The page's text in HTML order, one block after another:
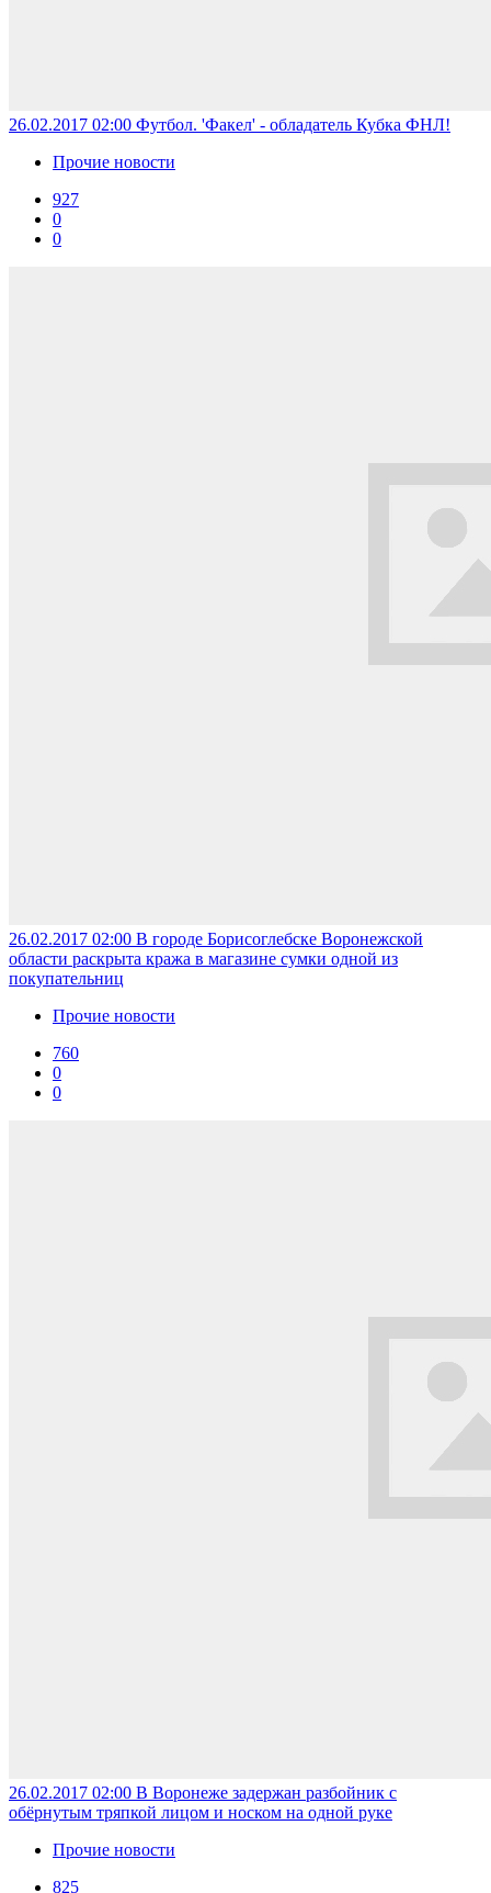
26.02.2017 02:00 Футбол. 'Факел' - обладатель Кубка ФНЛ!
Прочие новости
927
0
0
26.02.2017 02:00 В городе Борисоглебске Воронежской
области раскрыта кража в магазине сумки одной из
покупательниц
Прочие новости
760
0
0
26.02.2017 02:00 В Воронеже задержан разбойник с
обёрнутым тряпкой лицом и носком на одной руке
Прочие новости
825